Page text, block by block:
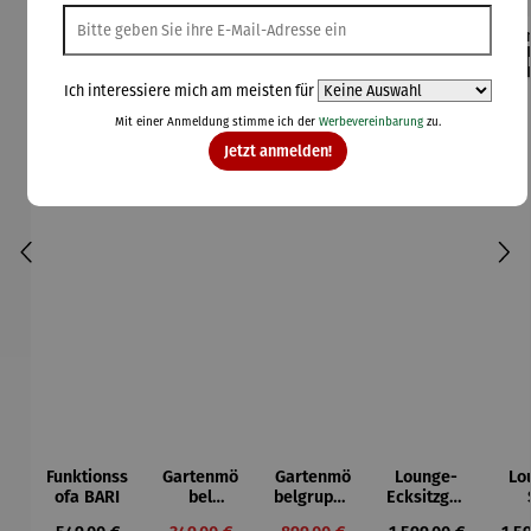
Funktionss
ofa BARI
Derzeit vergriffen
42% gespartRabatt
Gartenmö
bel
30% gespartRabatt
Gartenmö
belgruppe
Lounge-
Ecksitzgru
Ich interessiere mich am meisten für
Mit einer Anmeldung stimme ich der Werbevereinbarungzu.
Jetzt anmelden!